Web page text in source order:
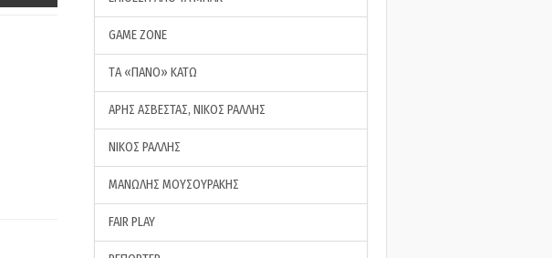
GAME ZONE
ΤA «ΠΑΝΟ» ΚΑΤΩ
ΑΡΗΣ ΑΣΒΕΣΤΑΣ, ΝΙΚΟΣ ΡΑΛΛΗΣ
ΝΙΚΟΣ ΡΑΛΛΗΣ
ΜΑΝΩΛΗΣ ΜΟΥΣΟΥΡΑΚΗΣ
FAIR PLAY